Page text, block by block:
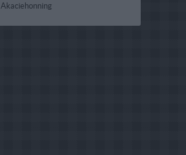
Akaciehonning